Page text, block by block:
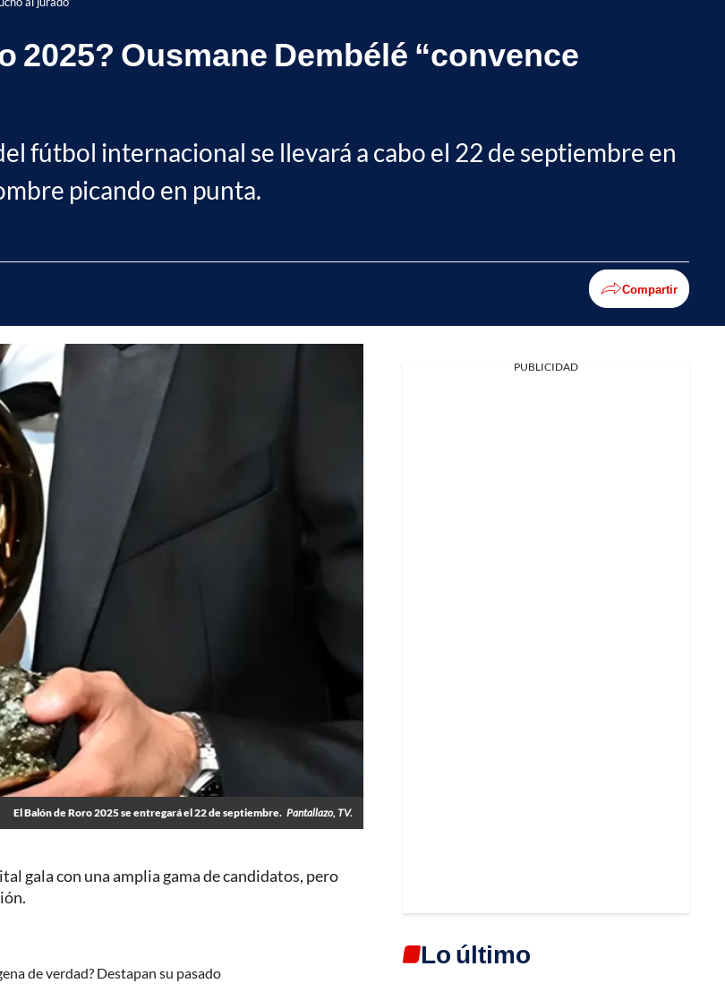
2025? Ousmane Dembélé “convence
fútbol internacional se llevará a cabo el 22 de septiembre en
picando en punta.
Compartir
El Balón de Roro 2025 se entregará el 22 de septiembre. Pantallazo, TV.
gala con una amplia gama de candidatos, pero
de verdad? Destapan su pasado
PUBLICIDAD
Lo último